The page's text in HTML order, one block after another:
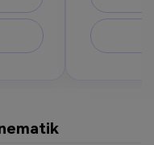
bendera
majalah
dramatis,